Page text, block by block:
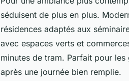
séduisent de plus en plus.
résidences adaptés aux
avec espaces verts et
minutes de tram. Parfait pour
après une journée bien remplie.